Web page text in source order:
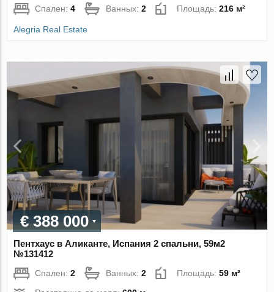
Спален:4 Ванных:2 Площадь:216 м²
Alegria Real Estate
€ 388 000
Пентхаус в Аликанте, Испания 2 спальни, 59м2
№131412
Спален:2 Ванных:2 Площадь:59 м²